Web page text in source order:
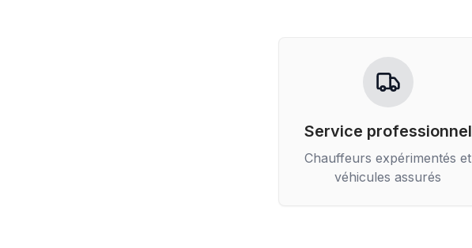
Service professionnel
Chauffeurs expérimentés et
véhicules assurés